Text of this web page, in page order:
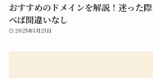
おすすめのドメインを解説！迷った
べば間違いなし
2025年1月21日